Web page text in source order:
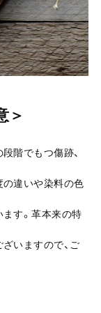
＞
階でもつ傷跡、
の違いや染料の色
ます。革本来の特
いますので、ご